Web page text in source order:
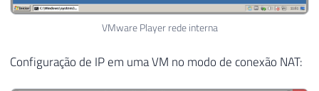
VMware Player rede interna
Configuração de IP em uma VM no modo de conexão NAT: